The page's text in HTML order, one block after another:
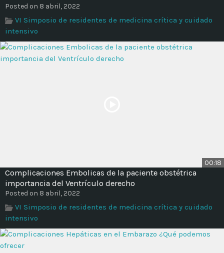
Time
Posted on 8 abril, 2022
VI Simposio de residentes de medicina crítica y cuidado
intensivo
00:18
Complicaciones Embolicas de la paciente obstétrica
importancia del Ventrículo derecho
Posted on 8 abril, 2022
VI Simposio de residentes de medicina crítica y cuidado
intensivo